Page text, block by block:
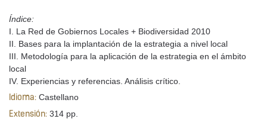
Índice:
I. La Red de Gobiernos Locales + Biodiversidad 2010
II. Bases para la implantación de la estrategia a nivel local
III. Metodología para la aplicación de la estrategia en el ámbito
local
IV. Experiencias y referencias. Análisis crítico.
Idioma: Castellano
Extensión: 314 pp.